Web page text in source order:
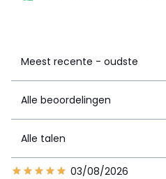
Meest recente - oudste
Alle beoordelingen
Alle talen
03/08/2026